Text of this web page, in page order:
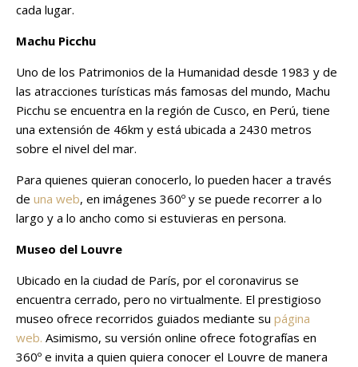
cada lugar.
Machu Picchu
Uno de los Patrimonios de la Humanidad desde 1983 y de
las atracciones turísticas más famosas del mundo, Machu
Picchu se encuentra en la región de Cusco, en Perú, tiene
una extensión de 46km y está ubicada a 2430 metros
sobre el nivel del mar.
Para quienes quieran conocerlo, lo pueden hacer a través
de una web, en imágenes 360º y se puede recorrer a lo
largo y a lo ancho como si estuvieras en persona.
Museo del Louvre
Ubicado en la ciudad de París, por el coronavirus se
encuentra cerrado, pero no virtualmente. El prestigioso
museo ofrece recorridos guiados mediante su página
web. Asimismo, su versión online ofrece fotografías en
360º e invita a quien quiera conocer el Louvre de manera